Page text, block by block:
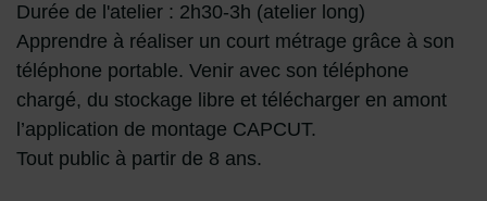
Durée de l'atelier : 2h30-3h (atelier long)
Apprendre à réaliser un court métrage grâce à son
téléphone portable. Venir avec son téléphone
chargé, du stockage libre et télécharger en amont
l’application de montage CAPCUT.
Tout public à partir de 8 ans.